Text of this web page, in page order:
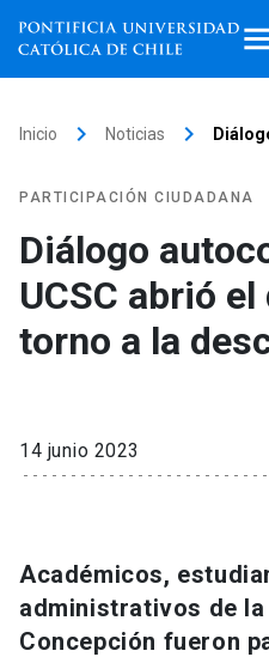
institutos
Investigación
Información para
Inicio keyboard_arrow_right Noticias keyboard_arrow_right
PARTICIPACIÓN CIUDADANA
Diálogo
UCSC abrió
torno a la
14 junio 2023
Académicos,
administrativos de
Concepción fueron